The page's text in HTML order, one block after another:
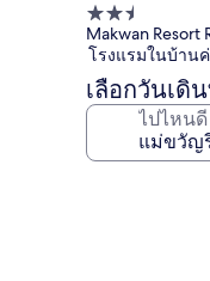
ที่พัก
2.5
ดาว
Makwan Resort
โรงแรมในบ้าน
เลือกวันเดิ
ไปไหนดี